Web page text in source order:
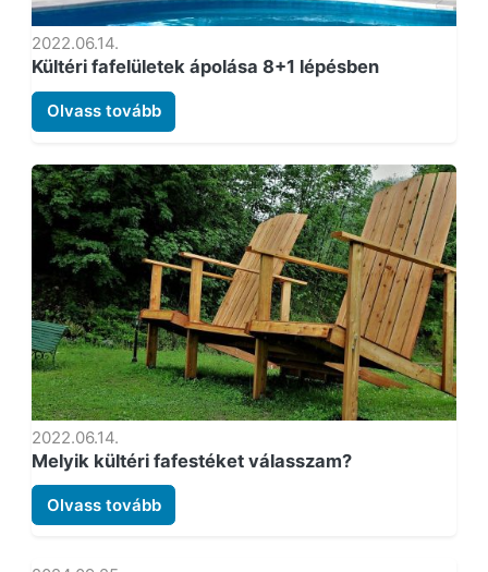
2022.06.14.
Kültéri fafelületek ápolása 8+1 lépésben
Olvass tovább
2022.06.14.
Melyik kültéri fafestéket válasszam?
Olvass tovább